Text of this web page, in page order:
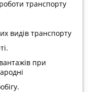
транспорту
видів транспорту
при